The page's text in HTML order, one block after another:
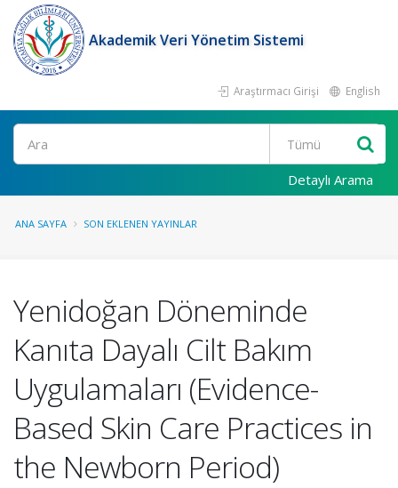
Akademik Veri Yönetim Sistemi
Araştırmacı Girişi English
Ara
Detaylı Arama
ANA SAYFA SON EKLENEN YAYINLAR
Yenidoğan Döneminde
Kanıta Dayalı Cilt Bakım
Uygulamaları (Evidence-
Based Skin Care Practices in
the Newborn Period)